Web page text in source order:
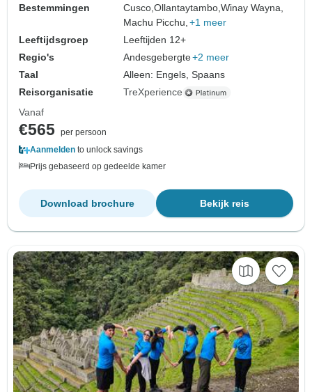
Bestemmingen
Cusco,Ollantaytambo,Winay Wayna,
Machu Picchu, +1 meer
Leeftijdsgroep
Leeftijden 12+
Regio's
Andesgebergte+2 meer
Taal
Alleen: Engels, Spaans
Reisorganisatie
TreXperience
Vanaf
€565 per persoon
Aanmelden to unlock savings
Prijs gebaseerd op gedeelde kamer
Bekijk reis
Download brochure